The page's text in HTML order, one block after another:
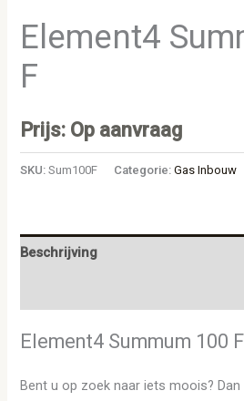
Element4
F
Prijs: Op aanvraag
SKU:Sum100F Categorie:Gas Inbouw
Beschrijving
Element4 Summum 100
Bent u op zoek naar iets moois?